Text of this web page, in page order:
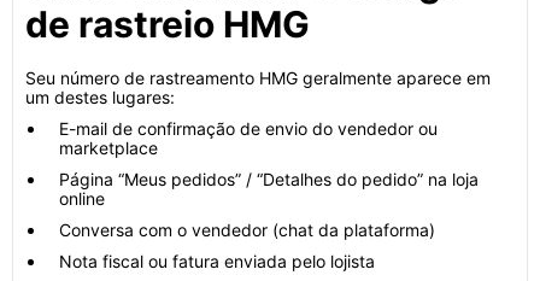
de rastreio HMG
Seu número de rastreamento HMG geralmente aparece em
um destes lugares:
E-mail de confirmação de envio do vendedor ou
marketplace
Página “Meus pedidos” / “Detalhes do pedido” na loja
online
Conversa com o vendedor (chat da plataforma)
Nota fiscal ou fatura enviada pelo lojista